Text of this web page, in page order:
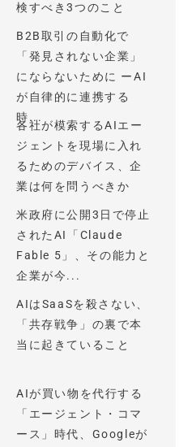
検すべき3つのこと
B2B取引の自動化で
「発見されない企業」
にならないために ーAI
が自律的に連携する
時...
各社が模索するAIエー
ジェントを現場に入れ
るためのデバイス、企
業は何を問うべきか
米政府に公開3日で停止
されたAI「Claude
Fable 5」、その能力と
企業が今...
AIはSaaSを殺さない、
「共存戦争」の裏で本
当に起きていること
AIが買い物を代行する
「エージェント・コマ
ース」時代、Googleが